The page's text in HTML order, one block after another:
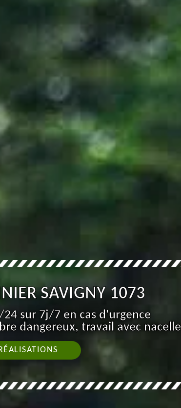
SAVIGNY 1073
sur 7j/7 en cas d'urgence
dangereux, travail avec nacelle